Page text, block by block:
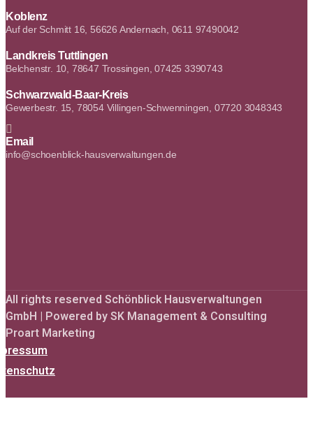
Koblenz
Auf der Schmitt 16, 56626 Andernach, 0611 97490042
Landkreis Tuttlingen
Belchenstr. 10, 78647 Trossingen, 07425 3390743
Schwarzwald-Baar-Kreis
Gewerbestr. 15, 78054 Villingen-Schwenningen, 07720 3048343
Email
info@schoenblick-hausverwaltungen.de
All rights reserved Schönblick Hausverwaltungen
GmbH | Powered by SK Management & Consulting
Proart Marketing